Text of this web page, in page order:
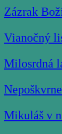
Zázrak
Vianočný
Milosrdná
Mikuláš v